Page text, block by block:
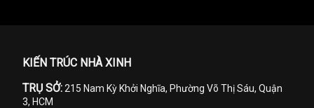
KIẾN TRÚC NHÀ XINH
TRỤ SỞ: 215 Nam Kỳ Khởi Nghĩa, Phường Võ Thị Sáu, Quận
3, HCM